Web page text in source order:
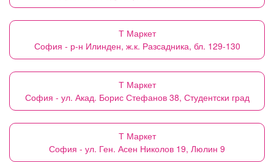
Т Маркет
София - р-н Илинден, ж.к. Разсадника, бл. 129-130
Т Маркет
София - ул. Акад. Борис Стефанов 38, Студентски град
Т Маркет
София - ул. Ген. Асен Николов 19, Люлин 9